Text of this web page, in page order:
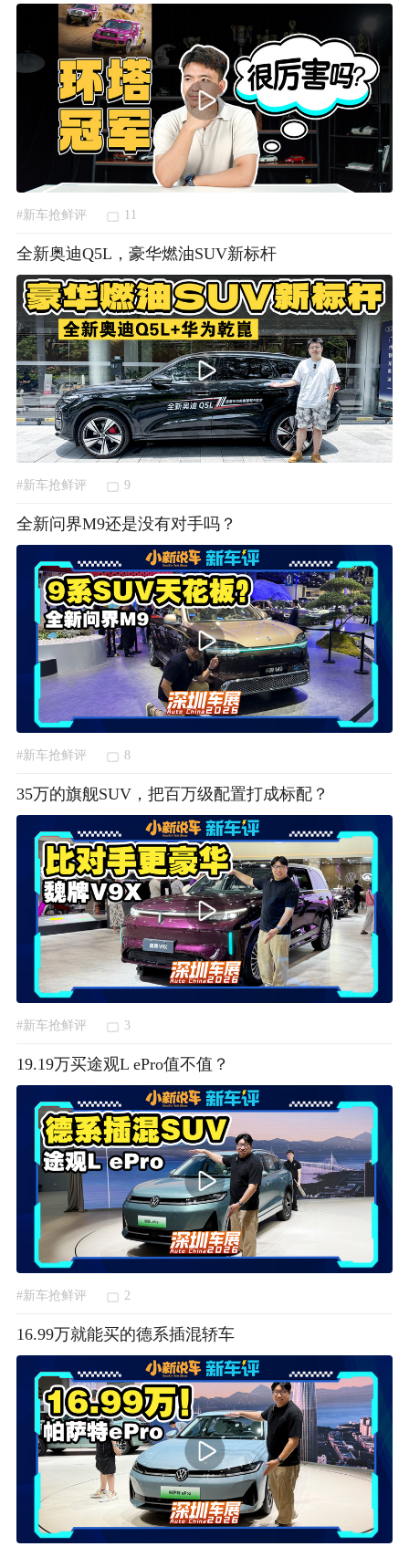
#新车抢鲜评 11
全新奥迪Q5L，豪华燃油SUV新标杆
#新车抢鲜评 9
全新问界M9还是没有对手吗？
#新车抢鲜评 8
35万的旗舰SUV，把百万级配置打成标配？
#新车抢鲜评 3
19.19万买途观L ePro值不值？
#新车抢鲜评 2
16.99万就能买的德系插混轿车